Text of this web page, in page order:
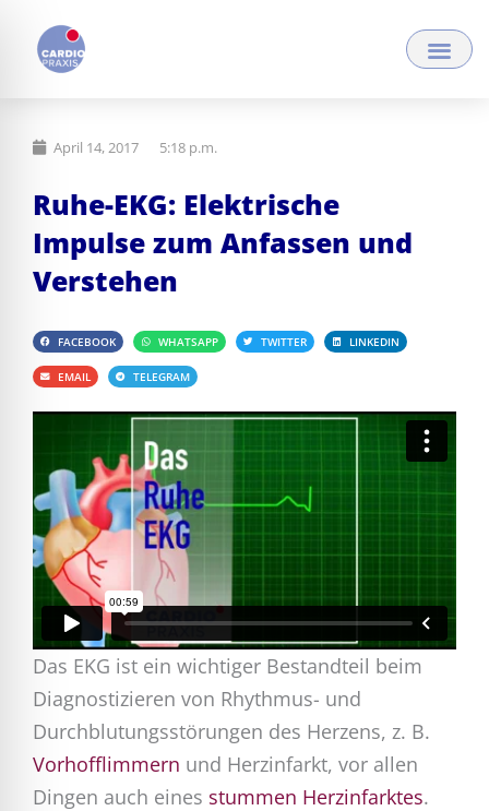
Inhalt
springen
April 14, 2017 5:18 p.m.
Ruhe-EKG: Elektrische
Impulse zum Anfassen und
Verstehen
FACEBOOK WHATSAPP TWITTER LINKEDIN
EMAIL TELEGRAM
Das EKG ist ein wichtiger Bestandteil beim
Diagnostizieren von Rhythmus- und
Durchblutungsstörungen des Herzens, z. B.
Vorhofflimmern und Herzinfarkt, vor allen
Dingen auch eines stummen Herzinfarktes.